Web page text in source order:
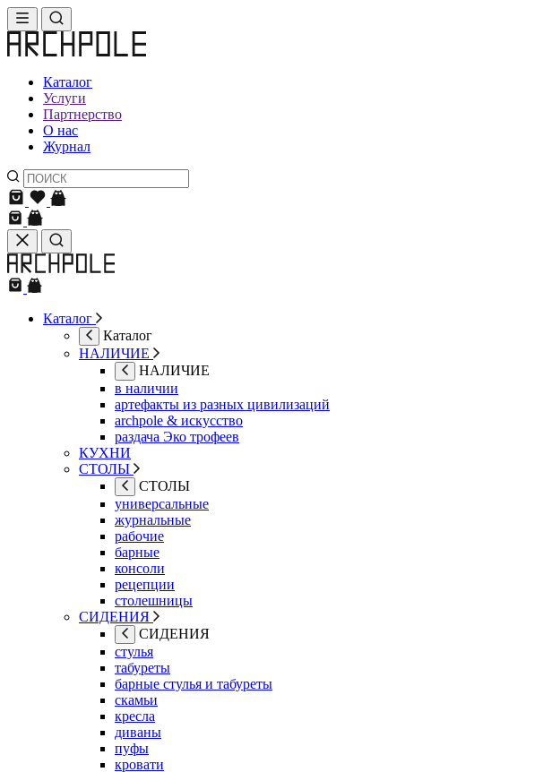
Каталог
Услуги
Партнерство
О нас
Журнал
Каталог
Каталог
НАЛИЧИЕ
НАЛИЧИЕ
в наличии
артефакты из разных цивилизаций
archpole & искусство
раздача Эко трофеев
КУХНИ
СТОЛЫ
СТОЛЫ
универсальные
журнальные
рабочие
барные
консоли
рецепции
столешницы
СИДЕНИЯ
СИДЕНИЯ
стулья
табуреты
барные стулья и табуреты
скамьи
кресла
диваны
пуфы
кровати